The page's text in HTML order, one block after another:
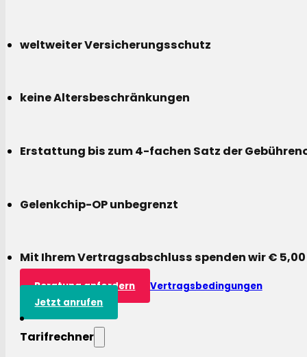
weltweiter Versicherungsschutz
keine Altersbeschränkungen
Erstattung bis zum 4-fachen Satz der
Gelenkchip-OP unbegrenzt
Mit Ihrem Vertragsabschluss spenden wir €
Beratung anfordern
Vertragsbedingungen
Jetzt anrufen
Tarifrechner